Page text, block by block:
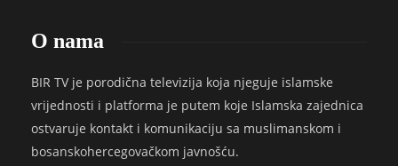
O nama
BIR TV je porodična televizija koja njeguje islamske
vrijednosti i platforma je putem koje Islamska zajednica
ostvaruje kontakt i komunikaciju sa muslimanskom i
bosanskohercegovačkom javnošću.